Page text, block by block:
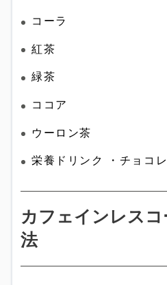
コーラ
紅茶
緑茶
ココア
ウーロン茶
栄養ドリンク ・チョコ
カフェインレス
法